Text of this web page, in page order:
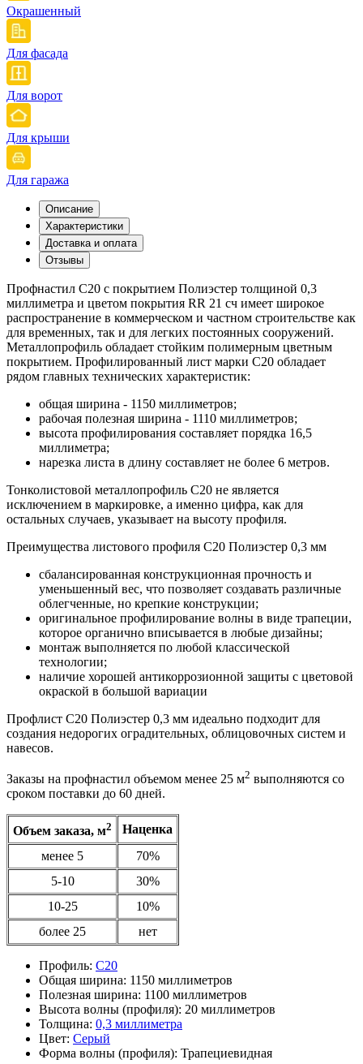
Окрашенный
Для фасада
Для ворот
Для крыши
Для гаража
Описание
Характеристики
Доставка и оплата
Отзывы
Профнастил С20 с покрытием Полиэстер толщиной 0,3
миллиметра и цветом покрытия RR 21 сч имеет широкое
распространение в коммерческом и частном строительстве как
для временных, так и для легких постоянных сооружений.
Металлопрофиль обладает стойким полимерным цветным
покрытием. Профилированный лист марки С20 обладает
рядом главных технических характеристик:
общая ширина - 1150 миллиметров;
рабочая полезная ширина - 1110 миллиметров;
высота профилирования составляет порядка 16,5
миллиметра;
нарезка листа в длину составляет не более 6 метров.
Тонколистовой металлопрофиль С20 не является
исключением в маркировке, а именно цифра, как для
остальных случаев, указывает на высоту профиля.
Преимущества листового профиля С20 Полиэстер 0,3 мм
сбалансированная конструкционная прочность и
уменьшенный вес, что позволяет создавать различные
облегченные, но крепкие конструкции;
оригинальное профилирование волны в виде трапеции,
которое органично вписывается в любые дизайны;
монтаж выполняется по любой классической
технологии;
наличие хорошей антикоррозионной защиты с цветовой
окраской в большой вариации
Профлист С20 Полиэстер 0,3 мм идеально подходит для
создания недорогих оградительных, облицовочных систем и
навесов.
Заказы на профнастил объемом менее 25 м2 выполняются со
сроком поставки до 60 дней.
Объем заказа, м2
Наценка
менее 5
70%
5-10
30%
10-25
10%
более 25
нет
Профиль: С20
Общая ширина: 1150 миллиметров
Полезная ширина: 1100 миллиметров
Высота волны (профиля): 20 миллиметров
Толщина: 0,3 миллиметра
Цвет: Серый
Форма волны (профиля): Трапециевидная